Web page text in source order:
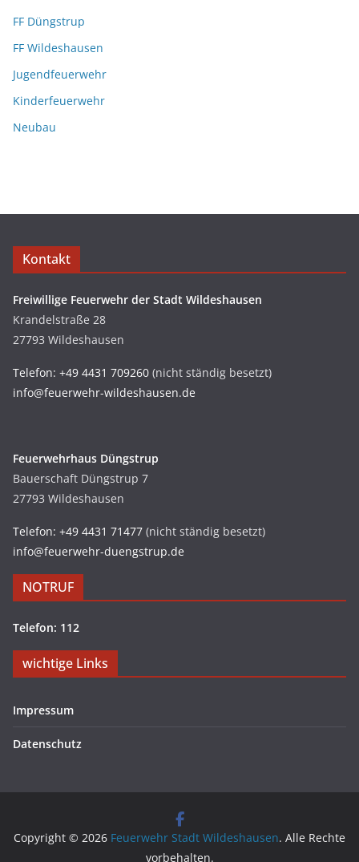
FF Düngstrup
FF Wildeshausen
Jugendfeuerwehr
Kinderfeuerwehr
Neubau
Kontakt
Freiwillige Feuerwehr der Stadt Wildeshausen
Krandelstraße 28
27793 Wildeshausen
Telefon: +49 4431 709260 (nicht ständig besetzt)
info@feuerwehr-wildeshausen.de
Feuerwehrhaus Düngstrup
Bauerschaft Düngstrup 7
27793 Wildeshausen
Telefon: +49 4431 71477 (nicht ständig besetzt)
info@feuerwehr-duengstrup.de
NOTRUF
Telefon: 112
wichtige Links
Impressum
Datenschutz
Copyright © 2026 Feuerwehr Stadt Wildeshausen. Alle Rechte
vorbehalten.